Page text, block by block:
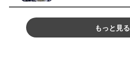
もっと見る